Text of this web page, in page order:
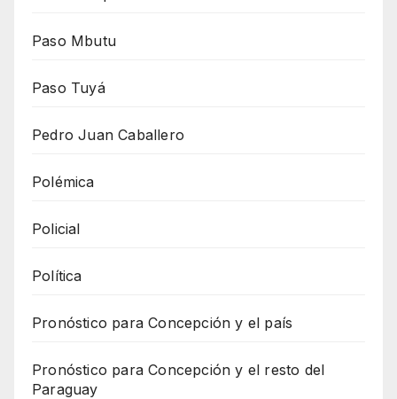
Paso Mbutu
Paso Tuyá
Pedro Juan Caballero
Polémica
Policial
Política
Pronóstico para Concepción y el país
Pronóstico para Concepción y el resto del
Paraguay